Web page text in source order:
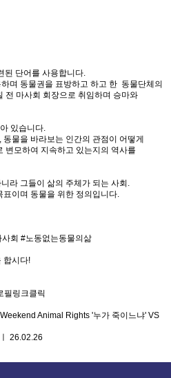
된 단어를 사용합니다.
며 동물권을 표방하고 하고 한 동물단체의
전 마사회 회장으로 취임하며 승마와
있습니다.
동물을 바라보는 인간의 관점이 어떻게
변모하여 지속하고 있는지의 역사를
라 그들이 삶의 주체가 되는 사회.
이며 동물을 위한 정의입니다.
회 #노동없는동물의삶
합시다!
필링크클릭
Animal Rights '누가 죽이느냐' VS
26.02.26